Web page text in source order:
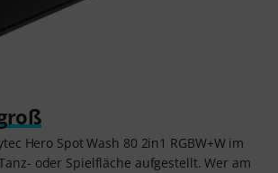
Hero Spot Wash 80 2in1 RGBW+W im
oder Spielfläche aufgestellt. Wer am